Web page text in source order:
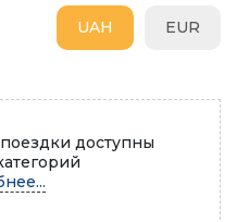
EUR
UAH
доступны